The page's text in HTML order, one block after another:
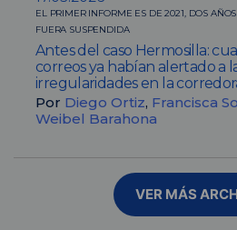
EL PRIMER INFORME ES DE 2021, DOS
FUERA SUSPENDIDA
Antes del caso Hermosilla:
correos ya habían alertado a
irregularidades en la
Por Diego Ortiz, Francisca
Weibel Barahona
VER MÁS